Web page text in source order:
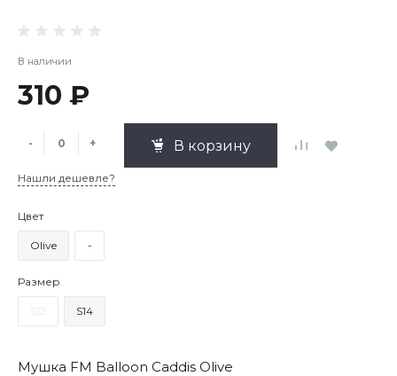
В наличии
310 ₽
- + В корзину
Нашли дешевле?
Цвет
Olive -
Размер
S14
Мушка FM Balloon Caddis Olive